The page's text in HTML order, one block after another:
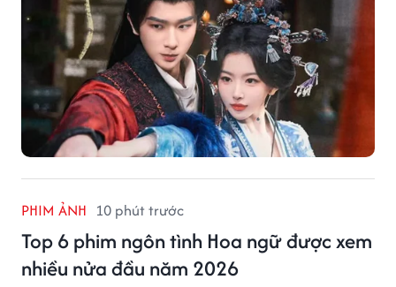
PHIM ẢNH 10 phút trước
Top 6 phim ngôn tình Hoa ngữ được xem
nhiều nửa đầu năm 2026